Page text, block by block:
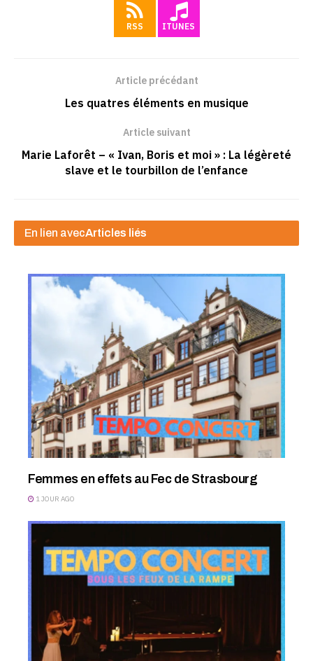
RSS ITUNES
Article précédant
Les quatres éléments en musique
Article suivant
Marie Laforêt – « Ivan, Boris et moi » : La légèreté
slave et le tourbillon de l’enfance
En lien avecArticles liés
Femmes en effets au Fec de Strasbourg
1 JOUR AGO